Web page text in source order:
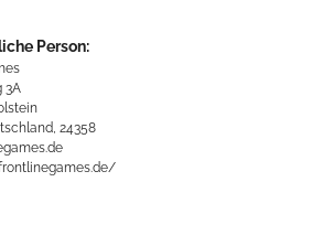
Person:
3A
24358